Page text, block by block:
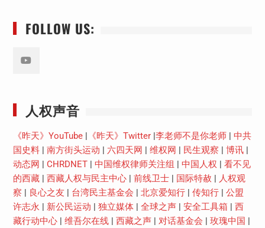
FOLLOW US:
人权声音
《昨天》YouTube| 《昨天》Twitter|李老师不是你老师| 中共
国史料| 南方街头运动 | 六四天网 | 维权网 | 民生观察 | 博讯|
动态网 | CHRDNET| 中国维权律师关注组 | 中国人权 | 看不见
的西藏| 西藏人权与民主中心| 前线卫士| 国际特赦 | 人权观
察 | 良心之友 | 台湾民主基金会 | 北京爱知行| 传知行| 公盟
许志永 | 新公民运动 | 独立媒体| 全球之声| 安全工具箱 | 西
藏行动中心| 维吾尔在线| 西藏之声| 对话基金会 | 玫瑰中国 |